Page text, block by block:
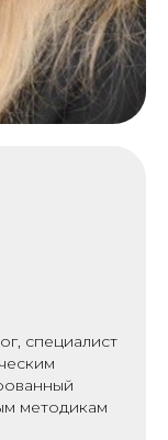
специалист
методикам